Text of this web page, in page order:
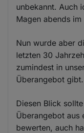
unbekannt. Auch
Magen abends im
Nun wurde aber
letzten 30
zumindest in
Überangebot gibt.
Diesen Blick
Überangebot aus
bewerten, auch